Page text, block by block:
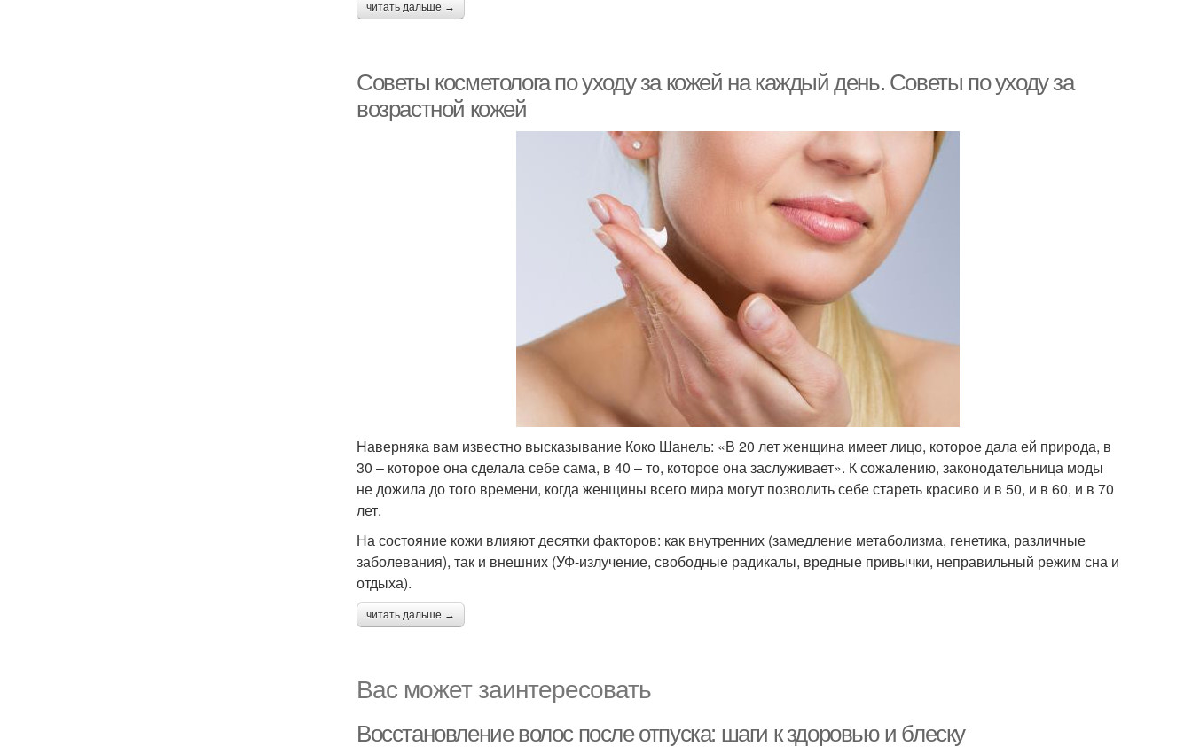
читать дальше →
Советы косметолога по уходу за кожей на каждый день. Советы по уходу за
возрастной кожей
Наверняка вам известно высказывание Коко Шанель: «В 20 лет женщина имеет лицо, которое дала ей природа, в
30 – которое она сделала себе сама, в 40 – то, которое она заслуживает». К сожалению, законодательница моды
не дожила до того времени, когда женщины всего мира могут позволить себе стареть красиво и в 50, и в 60, и в 70
лет.
На состояние кожи влияют десятки факторов: как внутренних (замедление метаболизма, генетика, различные
заболевания), так и внешних (УФ-излучение, свободные радикалы, вредные привычки, неправильный режим сна и
отдыха).
читать дальше →
Вас может заинтересовать
Восстановление волос после отпуска: шаги к здоровью и блеску